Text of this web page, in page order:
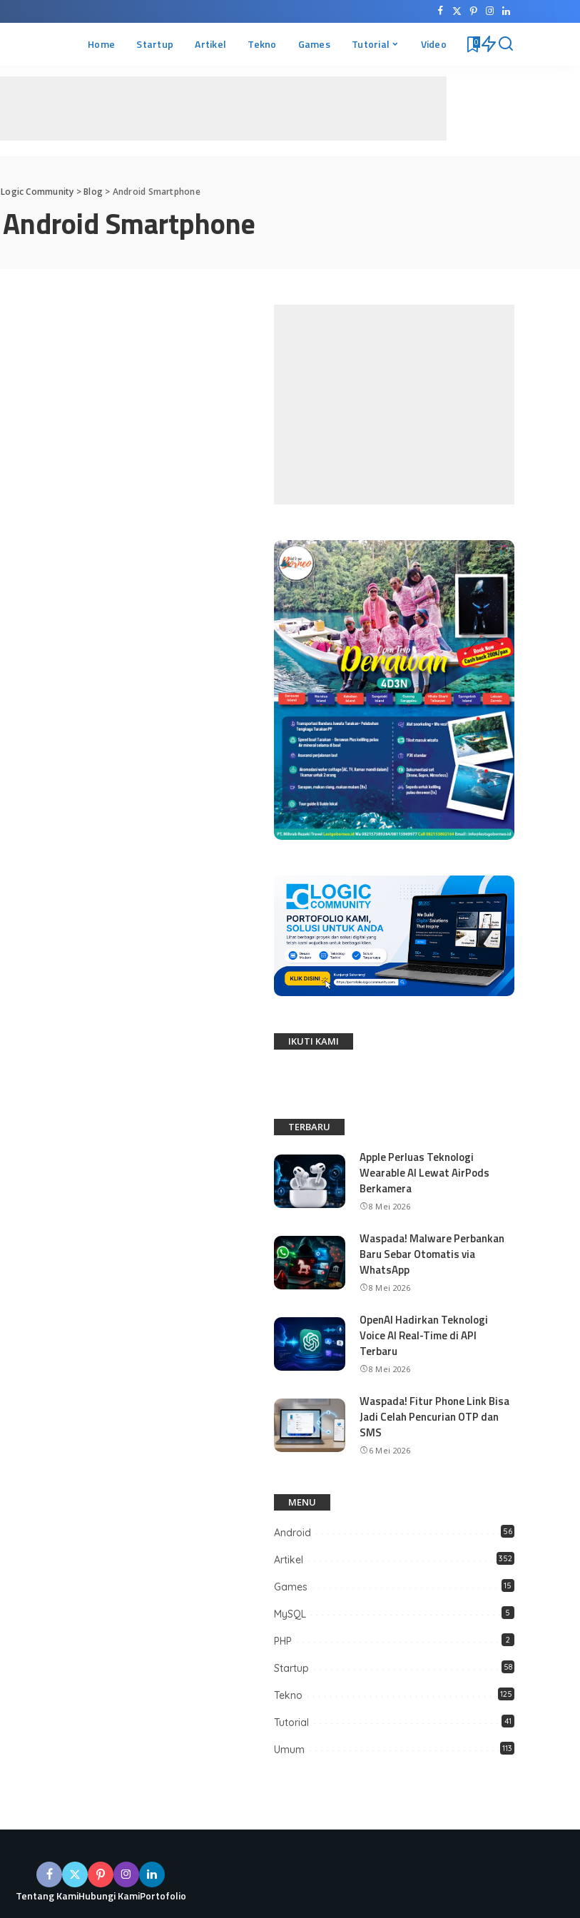
Home Startup Artikel Tekno Games Tutorial Video 0
Logic Community >Blog > Android Smartphone
Android Smartphone
IKUTI KAMI
TERBARU
Apple Perluas Teknologi
Wearable AI Lewat AirPods
Berkamera
8 Mei 2026
Waspada! Malware Perbankan
Baru Sebar Otomatis via
WhatsApp
8 Mei 2026
OpenAI Hadirkan Teknologi
Voice AI Real-Time di API
Terbaru
8 Mei 2026
Waspada! Fitur Phone Link Bisa
Jadi Celah Pencurian OTP dan
SMS
6 Mei 2026
MENU
Android 56
Artikel 352
Games 15
MySQL 5
PHP 2
Startup 58
Tekno 125
Tutorial 41
Umum 113
Tentang KamiHubungi KamiPortofolio